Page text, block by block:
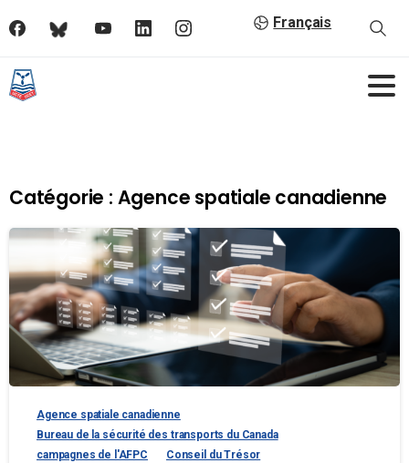
Français
Catégorie : Agence spatiale canadienne
Agence spatiale canadienne
Bureau de la sécurité des transports du Canada
campagnes de l'AFPC
Conseil du Trésor